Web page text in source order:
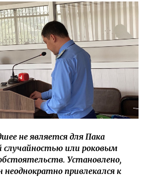
не является для Пака
случайностью или роковым
Установлено,
неоднократно привлекался к